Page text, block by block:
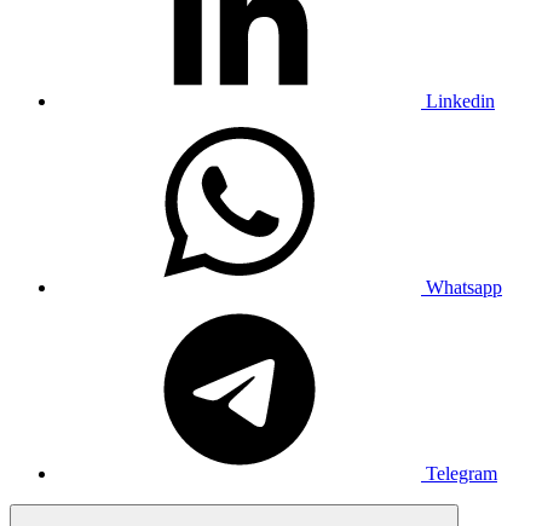
Linkedin
Whatsapp
Telegram